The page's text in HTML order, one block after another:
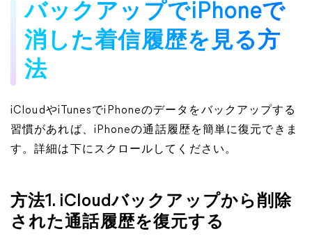
バックアップでiPhoneで
消した着信履歴を見る方
法
iCloudやiTunesでiPhoneのデータをバックアップする
習慣があれば、iPhoneの通話履歴を簡単に復元できま
す。詳細は下にスクロールしてください。
方法1. iCloudバックアップから削除
された通話履歴を復元する